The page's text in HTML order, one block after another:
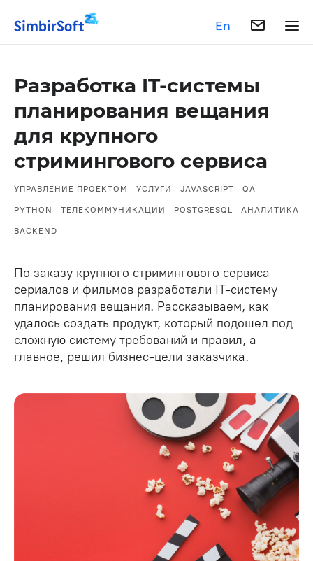
En
Разработка IT-системы
планирования вещания
для крупного
стримингового сервиса
УПРАВЛЕНИЕ ПРОЕКТОМ УСЛУГИ JAVASCRIPT QA
PYTHON ТЕЛЕКОММУНИКАЦИИ POSTGRESQL АНАЛИТИКА
BACKEND
По заказу крупного стримингового сервиса
сериалов и фильмов разработали IT-систему
планирования вещания. Рассказываем, как
удалось создать продукт, который подошел под
сложную систему требований и правил, а
главное, решил бизнес-цели заказчика.